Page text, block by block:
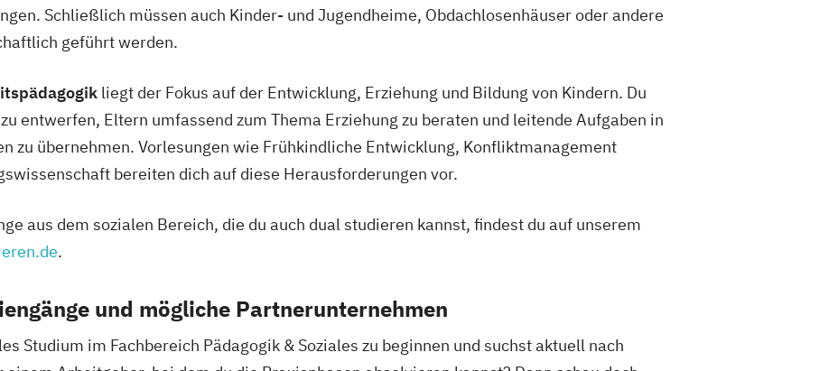
Schließlich müssen auch Kinder- und Jugendheime, Obdachlosenhäuser oder andere
geführt werden.
liegt der Fokus auf der Entwicklung, Erziehung und Bildung von Kindern. Du
entwerfen, Eltern umfassend zum Thema Erziehung zu beraten und leitende Aufgaben in
zu übernehmen. Vorlesungen wie Frühkindliche Entwicklung, Konfliktmanagement
bereiten dich auf diese Herausforderungen vor.
aus dem sozialen Bereich, die du auch dual studieren kannst, findest du auf unserem
.
und mögliche Partnerunternehmen
Studium im Fachbereich Pädagogik & Soziales zu beginnen und suchst aktuell nach